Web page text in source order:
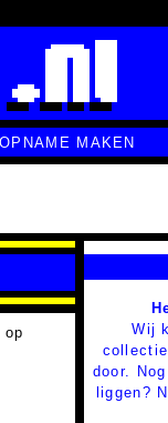
MAKEN
op
Wij
door.
liggen?